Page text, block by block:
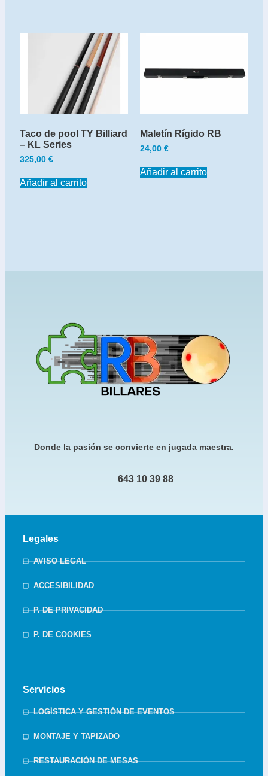
Taco de pool TY Billiard
– KL Series
325,00 €
Añadir al carrito
Maletín Rígido RB
24,00 €
Añadir al carrito
Donde la pasión se convierte en jugada maestra.
643 10 39 88
Legales
AVISO LEGAL
ACCESIBILIDAD
P. DE PRIVACIDAD
P. DE COOKIES
Servicios
LOGÍSTICA Y GESTIÓN DE EVENTOS
MONTAJE Y TAPIZADO
RESTAURACIÓN DE MESAS